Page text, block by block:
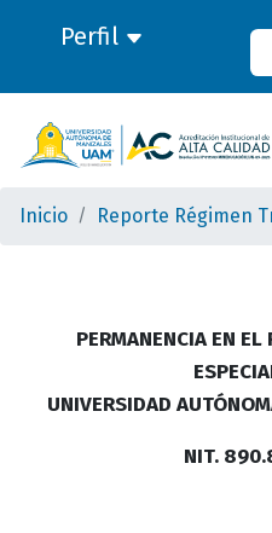
Perfil
Inicio Reporte Régimen
PERMANENCIA EN
UNIVERSIDAD
NIT.